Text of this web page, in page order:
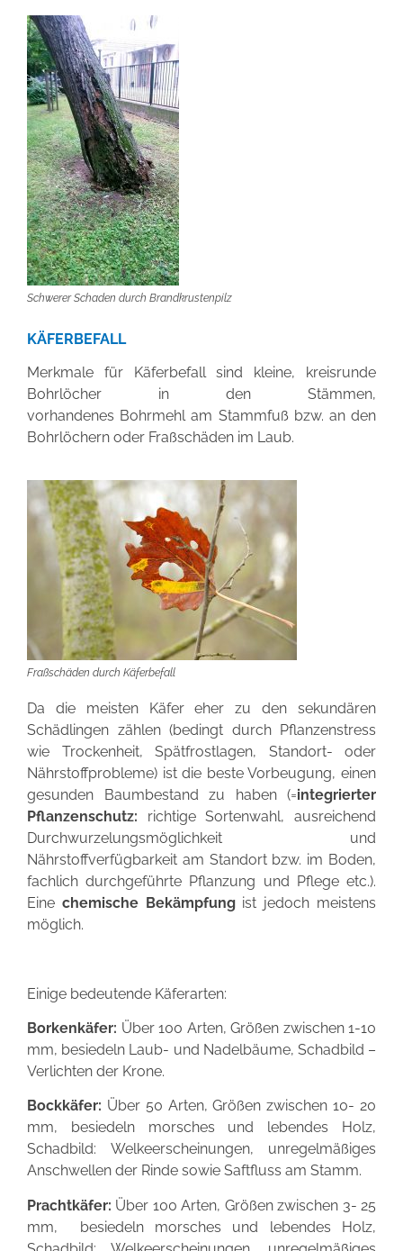
Schwerer Schaden durch Brandkrustenpilz
KÄFERBEFALL
Merkmale für Käferbefall sind kleine, kreisrunde
Bohrlöcher in den Stämmen,
vorhandenes Bohrmehlam Stammfuß bzw. an den
Bohrlöchern oder Fraßschäden im Laub.
Fraßschäden durch Käferbefall
Da die meisten Käfer eher zu den sekundären
Schädlingen zählen (bedingt durch Pflanzenstress
wie Trockenheit, Spätfrostlagen, Standort- oder
Nährstoffprobleme) ist die beste Vorbeugung, einen
gesunden Baumbestand zu haben (=integrierter
Pflanzenschutz:
richtige Sortenwahl, ausreichend
Durchwurzelungsmöglichkeit und
Nährstoffverfügbarkeit am Standort bzw. im Boden,
fachlich durchgeführte Pflanzung und Pflege etc.).
Eine chemische Bekämpfungist jedoch meistens
möglich.
Einige bedeutende Käferarten:
Borkenkäfer: Über 100 Arten, Größen zwischen 1-10
mm, besiedeln Laub- und Nadelbäume, Schadbild –
Verlichten der Krone.
Bockkäfer: Über 50 Arten, Größen zwischen 10- 20
mm, besiedeln morsches und lebendes Holz,
Schadbild: Welkeerscheinungen, unregelmäßiges
Anschwellen der Rinde sowie Saftfluss am Stamm.
Prachtkäfer: Über 100 Arten, Größen zwischen 3- 25
mm, besiedeln morsches und lebendes Holz,